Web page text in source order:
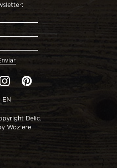
EN
Delic.
Woz'ere